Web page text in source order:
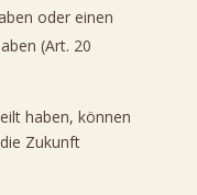
oder einen
(Art. 20
haben, können
Zukunft